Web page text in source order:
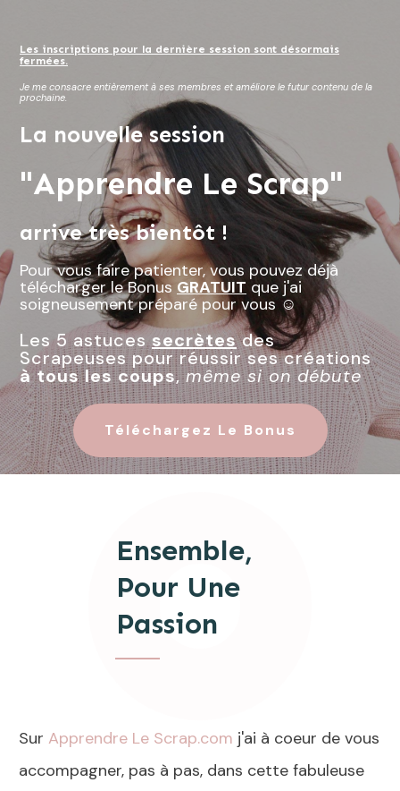
Les inscriptions pour la dernière session sont désormais
fermées.
Je me consacre entièrement à ses membres et améliore le futur contenu de la
prochaine.
La nouvelle session
"Apprendre Le Scrap"
arrive très bientôt !
Pour vous faire patienter, vous pouvez déjà
télécharger le Bonus GRATUIT que j'ai
soigneusement préparé pour vous ☺️
Les 5 astucessecrètesdes
Scrapeuses pour réussir ses créations
à tous les coups,même si on débute
Téléchargez Le Bonus
Ensemble,
Pour Une
Passion
Sur Apprendre Le Scrap.com j'ai à coeur de vous
accompagner, pas à pas, dans cette fabuleuse